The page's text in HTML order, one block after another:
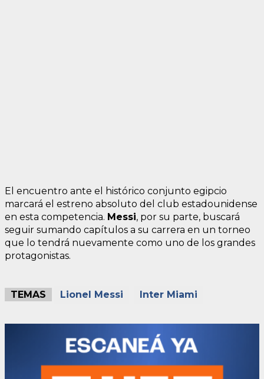
El encuentro ante el histórico conjunto egipcio
marcará el estreno absoluto del club estadounidense
en esta competencia. Messi, por su parte, buscará
seguir sumando capítulos a su carrera en un torneo
que lo tendrá nuevamente como uno de los grandes
protagonistas.
TEMAS Lionel Messi Inter Miami